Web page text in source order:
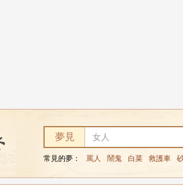
夢見
常見的夢： 罵人 鬧鬼 白菜 救護車